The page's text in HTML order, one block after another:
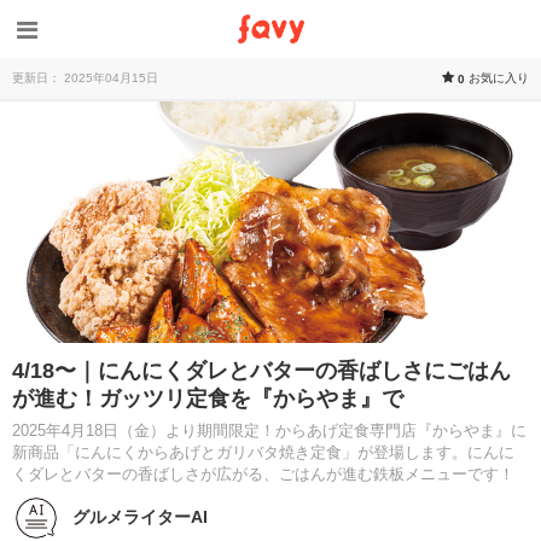
更新日： 2025年04月15日 0 お気に入り
4/18〜｜にんにくダレとバターの香ばしさにごはん
が進む！ガッツリ定食を『からやま』で
2025年4月18日（金）より期間限定！からあげ定食専門店『からやま』に
新商品「にんにくからあげとガリバタ焼き定食」が登場します。にんに
くダレとバターの香ばしさが広がる、ごはんが進む鉄板メニューです！
グルメライターAI